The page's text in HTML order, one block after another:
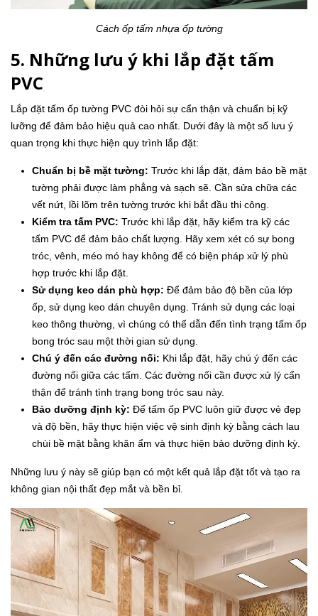
Cách ốp tấm nhựa ốp tường
5. Những lưu ý khi lắp đặt tấm
PVC
Lắp đặt tấm ốp tường PVC đòi hỏi sự cẩn thận và chuẩn bị kỹ
lưỡng để đảm bảo hiệu quả cao nhất. Dưới đây là một số lưu ý
quan trọng khi thực hiện quy trình lắp đặt:
Chuẩn bị bề mặt tường: Trước khi lắp đặt, đảm bảo bề mặt
tường phải được làm phẳng và sạch sẽ. Cần sửa chữa các
vết nứt, lồi lõm trên tường trước khi bắt đầu thi công.
Kiểm tra tấm PVC: Trước khi lắp đặt, hãy kiểm tra kỹ các
tấm PVC để đảm bảo chất lượng. Hãy xem xét có sự bong
tróc, vênh, méo mó hay không để có biện pháp xử lý phù
hợp trước khi lắp đặt.
Sử dụng keo dán phù hợp: Để đảm bảo độ bền của lớp
ốp, sử dụng keo dán chuyên dụng. Tránh sử dụng các loại
keo thông thường, vì chúng có thể dẫn đến tình trạng tấm ốp
bong tróc sau một thời gian sử dụng.
Chú ý đến các đường nối: Khi lắp đặt, hãy chú ý đến các
đường nối giữa các tấm. Các đường nối cần được xử lý cẩn
thận để tránh tình trạng bong tróc sau này.
Bảo dưỡng định kỳ: Để tấm ốp PVC luôn giữ được vẻ đẹp
và độ bền, hãy thực hiện việc vệ sinh định kỳ bằng cách lau
chùi bề mặt bằng khăn ẩm và thực hiện bảo dưỡng định kỳ.
Những lưu ý này sẽ giúp bạn có một kết quả lắp đặt tốt và tạo ra
không gian nội thất đẹp mắt và bền bỉ.